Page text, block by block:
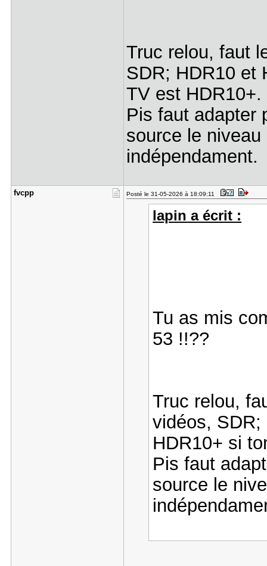
Truc relou, faut
SDR; HDR10 et
TV est HDR10+.
Pis faut adapter
source le
indépendament.
fvcpp Posté le 31-05-2026 à 18:09:11
lapin a écrit :
Tu as mis
53 !!??
Truc relou,
vidéos, SDR;
HDR10+ si
Pis faut
source le